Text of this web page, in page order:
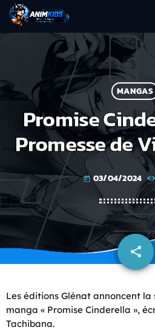
MANGAS
Promise
Promesse de
today 03/04/2024
share
email
Les éditions Glénat annoncent
manga « Promise Cinderella »,
Tachibana.